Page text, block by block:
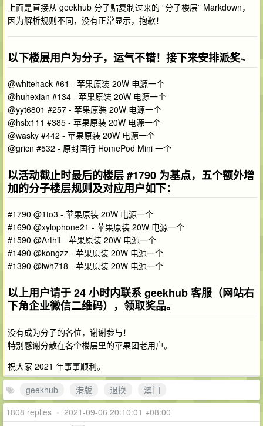
上面是直接从 geekhub 分子贴复制过来的 “分子楼层” Markdown，
因为解析规则不同，没有正常显示，抱歉！
以下楼层用户为分子，运气不错！接下来安排派奖~
@whitehack #61 - 苹果原装 20W 电源一个
@huhexian #134 - 苹果原装 20W 电源一个
@yyt6801 #257 - 苹果原装 20W 电源一个
@hslx111 #385 - 苹果原装 20W 电源一个
@wasky #442 - 苹果原装 20W 电源一个
@gricn #532 - 原封国行 HomePod Mini 一个
以活动截止时最后的楼层 #1790 为基点，五个额外增
加的分子楼层规则及对应用户如下：
#1790 @1to3 - 苹果原装 20W 电源一个
#1690 @xylophone21 - 苹果原装 20W 电源一个
#1590 @Arthit - 苹果原装 20W 电源一个
#1490 @kongzz - 苹果原装 20W 电源一个
#1390 @iwh718 - 苹果原装 20W 电源一个
以上用户请于 24 小时内联系 geekhub 客服（网站右
下角企业微信二维码），领取奖品。
没有成为分子的各位，谢谢参与！
特别感谢分散在各个楼层里的苹果团老用户。
祝大家 2021 年事事顺利。
geekhub
港版 退换
澳门
1808 replies • 2021-09-06 20:10:01 +08:00